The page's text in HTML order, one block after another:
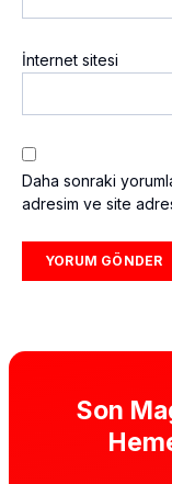
İnternet sitesi
Daha sonraki
adresim ve site
Son